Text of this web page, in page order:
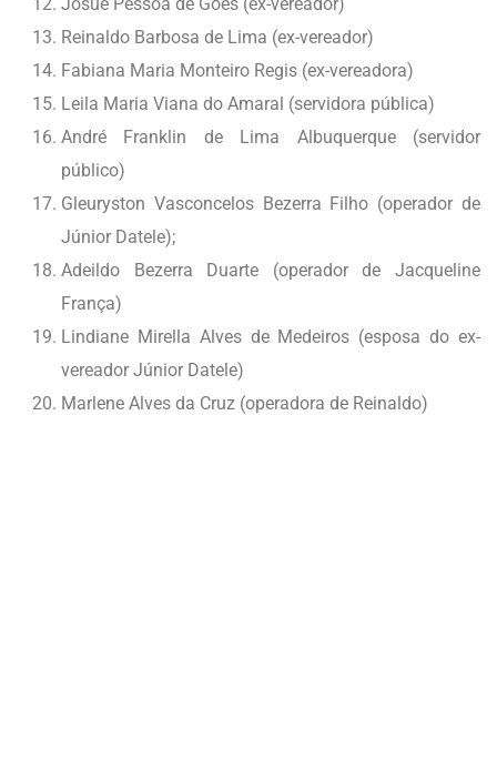
Reinaldo Barbosa de Lima (ex-vereador)
Fabiana Maria Monteiro Regis (ex-vereadora)
Leila Maria Viana do Amaral (servidora pública)
André Franklin de Lima Albuquerque (servidor
público)
Gleuryston Vasconcelos Bezerra Filho (operador de
Júnior Datele);
Adeildo Bezerra Duarte (operador de Jacqueline
França)
Lindiane Mirella Alves de Medeiros (esposa do ex-
vereador Júnior Datele)
Marlene Alves da Cruz (operadora de Reinaldo)